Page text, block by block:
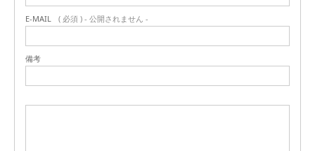
E-MAIL ( 必須 ) - 公開されません -
備考